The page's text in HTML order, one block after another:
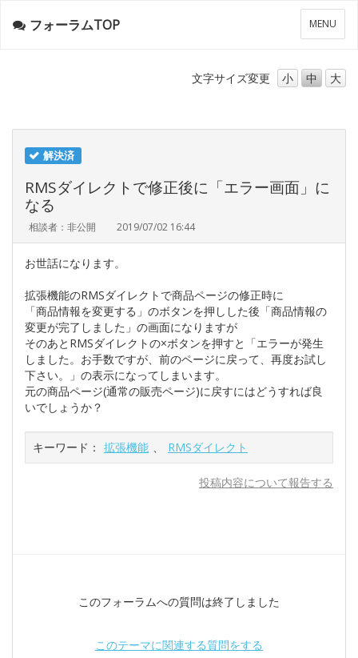
メ
ニ
ー
MENU
フォーラムTOP
文字サイズ変更 小 中 大
解決済
RMSダイレクトで修正後に「エラー画面」に
なる
相談者：非公開 2019/07/02 16:44
お世話になります。
拡張機能のRMSダイレクトで商品ページの修正時に
「商品情報を変更する」のボタンを押しした後「商品情報の
変更が完了しました」の画面になりますが
そのあとRMSダイレクトの×ボタンを押すと「エラーが発生
しました。お手数ですが、前のページに戻って、再度お試し
下さい。」の表示になってしまいます。
元の商品ページ(通常の販売ページ)に戻すにはどうすれば良
いでしょうか？
キーワード： 拡張機能 、 RMSダイレクト
投稿内容について報告する
このフォーラムへの質問は終了しました
このテーマに関連する質問をする